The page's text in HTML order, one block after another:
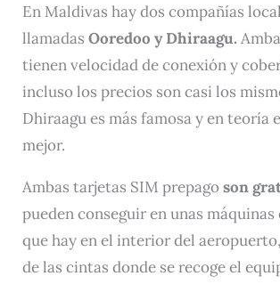
En Maldivas hay dos compañías
llamadas Ooredoo y Dhiraagu.
tienen velocidad de conexión y
incluso los precios son casi los
Dhiraagu es más famosa y en teoría
mejor.
Ambas tarjetas SIM prepagoson
pueden conseguir en unas máquinas
que hay en el interior del
de las cintas donde se recoge el